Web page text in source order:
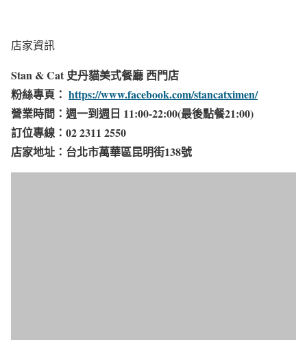
店家資訊
Stan & Cat 史丹貓美式餐廳 西門店
粉絲專頁： https://www.facebook.com/stancatximen/
營業時間：週一到週日 11:00-22:00(最後點餐21:00)​
訂位專線：02 2311 2550
店家地址：台北市萬華區昆明街138號